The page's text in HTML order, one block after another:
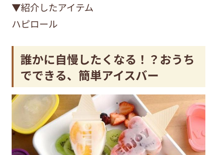
▼紹介したアイテム
ハピロール
誰かに自慢したくなる！？おうち
でできる、簡単アイスバー